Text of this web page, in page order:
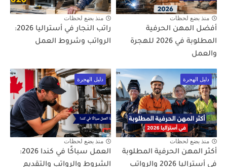
منذ بضع لحظات
أفضل المهن الحرفية
المطلوبة في 2026 للهجرة
والعمل
منذ بضع لحظات
راتب النجار في أستراليا 2026:
الرواتب وشروط العمل
دليل الهجرة
منذ بضع لحظات
أكثر المهن الحرفية المطلوبة
في أستراليا 2026 والرواتب
دليل الهجرة
منذ بضع لحظات
العمل سباكًا في كندا 2026:
الشروط والرواتب والتقديم